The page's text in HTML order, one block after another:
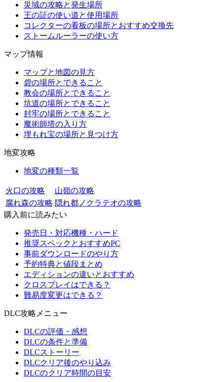
災域の攻略と発生場所
王の証の使い道と使用場所
コレクターの看板の場所とおすすめ交換先
ストームルーラーの使い方
マップ情報
マップと地図の見方
砦の場所とできること
教会の場所とできること
坑道の場所とできること
封牢の場所とできること
魔術師塔の入り方
埋もれ宝の場所と見つけ方
地変攻略
地変の種類一覧
火口の攻略
山嶺の攻略
腐れ森の攻略 隠れ都ノクラテオの攻略
購入前に読みたい
発売日・対応機種・ハード
推奨スペックとおすすめPC
事前ダウンロードのやり方
予約特典と値段まとめ
エディションの違いとおすすめ
クロスプレイはできる？
難易度変更はできる？
DLC攻略メニュー
DLCの評価・感想
DLCの条件と準備
DLCストーリー
DLCクリア後のやり込み
DLCのクリア時間の目安